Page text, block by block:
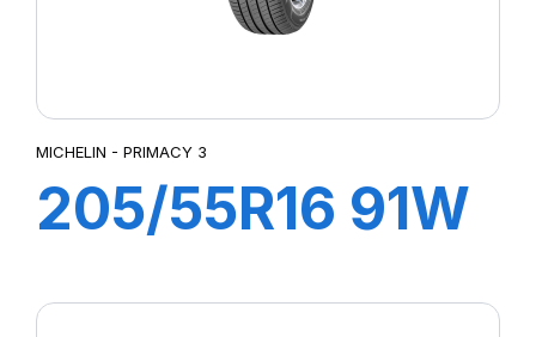
MICHELIN - PRIMACY 3
205/55R16 91W